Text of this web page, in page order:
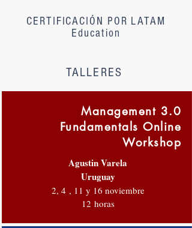
CERTIFICACIÓN POR LATAM
Education
TALLERES
Management 3.0
Fundamentals Online
Workshop
Agustin Varela
Uruguay
2, 4 , 11 y 16 noviembre
12 horas